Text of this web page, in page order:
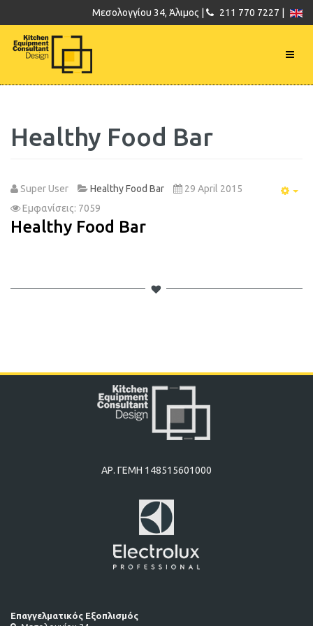
Μεσολογγίου 34, Άλιμος | 211 770 7227 |
Healthy Food Bar
Super User Healthy Food Bar
29 April 2015
Εμφανίσεις: 7059
Healthy Food Bar
ΑΡ. ΓΕΜΗ 148515601000
Επαγγελματικός Εξοπλισμός